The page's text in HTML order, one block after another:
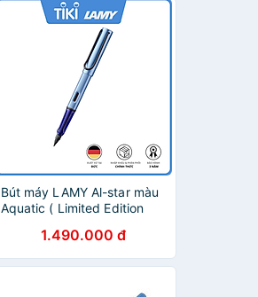
Bút máy LAMY Al-star màu
Aquatic ( Limited Edition
1.490.000 đ